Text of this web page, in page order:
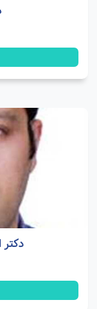
دکتر